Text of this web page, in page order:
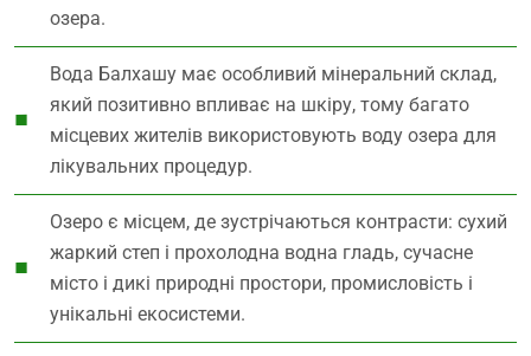
озера.
Вода Балхашу має особливий мінеральний склад,
який позитивно впливає на шкіру, тому багато
місцевих жителів використовують воду озера для
лікувальних процедур.
Озеро є місцем, де зустрічаються контрасти: сухий
жаркий степ і прохолодна водна гладь, сучасне
місто і дикі природні простори, промисловість і
унікальні екосистеми.